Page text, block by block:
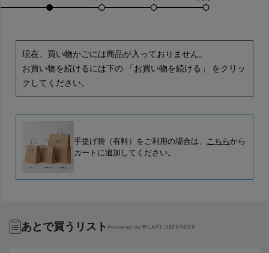
現在、買い物かごには商品が入っておりません。
お買い物を続けるには下の 「お買い物を続ける」 をクリッ
クしてください。
手提げ袋（有料）をご利用の場合は、 こちらから
カートに追加してください。
あとで買うリスト Powered by